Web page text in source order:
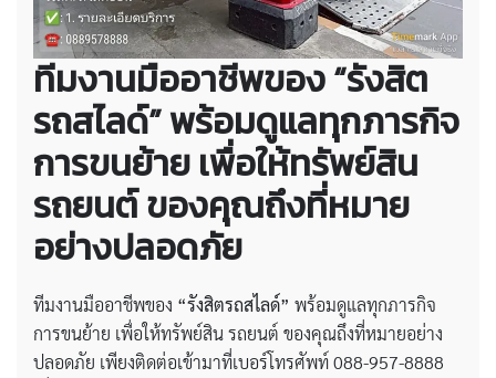
ทีมงานมืออาชีพของ “รังสิต
รถสไลด์” พร้อมดูแลทุกภารกิจ
การขนย้าย เพื่อให้ทรัพย์สิน
รถยนต์ ของคุณถึงที่หมาย
อย่างปลอดภัย
ทีมงานมืออาชีพของ “รังสิตรถสไลด์” พร้อมดูแลทุกภารกิจ
การขนย้าย เพื่อให้ทรัพย์สิน รถยนต์ ของคุณถึงที่หมายอย่าง
ปลอดภัย เพียงติดต่อเข้ามาที่เบอร์โทรศัพท์ 088-957-8888